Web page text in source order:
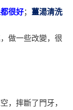
很好； 薑湯清洗
做一些改變，很
，摔斷了門牙，